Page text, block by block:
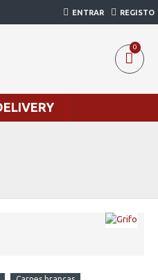
ENTRAR REGISTO
0